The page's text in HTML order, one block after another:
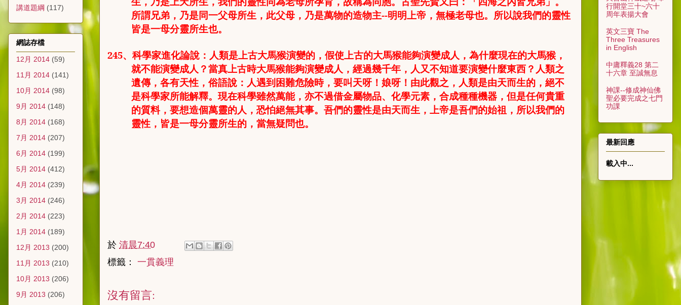
所謂兄弟，乃是同一父母所生，此父母，乃是萬物的造物主--明明上帝，無極老母也。所以說我們的靈性
皆是一母分靈所生也。
245、 科學家進化論說：人類是上古大馬猴演變的，假使上古的大馬猴能夠演變成人，為什麼現在的大馬猴，
就不能演變成人？當真上古時大馬猴能夠演變成人，經過幾千年，人又不知道要演變什麼東西？人類之
遺傳，各有天性，俗語說：人遇到困難危險時，要叫天呀！娘呀！由此觀之，人類是由天而生的，絕不
是科學家所能解釋。 現在科學雖然萬能，亦不過借金屬物品、化學元素，合成種種機器，但是任何貴重
的質料，要想造個萬靈的人，恐怕絕無其事。 吾們的靈性是由天而生，上帝是吾們的始祖，所以我們的
靈性，皆是一母分靈所生的，當無疑問也。
於 清晨7:40
標籤： 一貫義理
沒有留言:
講道題綱 (117)
網誌存檔
12月 2014 (59)
11月 2014 (141)
10月 2014 (98)
9月 2014 (148)
8月 2014 (168)
7月 2014 (207)
6月 2014 (199)
5月 2014 (412)
4月 2014 (239)
3月 2014 (246)
2月 2014 (223)
1月 2014 (189)
12月 2013 (200)
11月 2013 (210)
10月 2013 (206)
9月 2013 (206)
行開堂三十~六十
周年表揚大會
英文三寶 The
Three Treasures
in English
中庸釋義28 第二
十六章 至誠無息
神課--修成神仙佛
聖必要完成之七門
功課
最新回應
載入中...